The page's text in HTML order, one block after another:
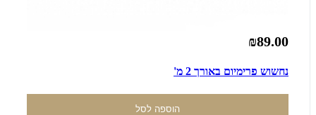
₪89.00
נחשוש פרימיום באורך 2 מ'
הוספה לסל